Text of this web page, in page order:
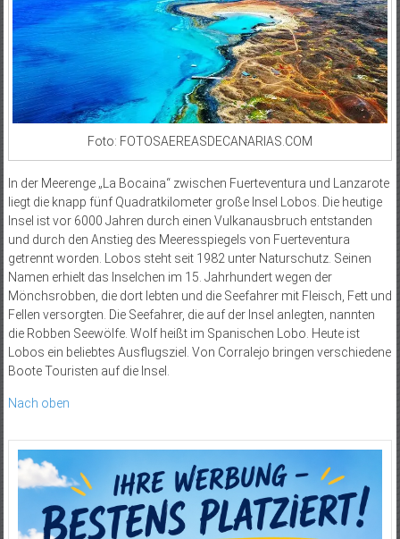
Foto: FOTOSAEREASDECANARIAS.COM
In der Meerenge „La Bocaina“ zwischen Fuerteventura und Lanzarote
liegt die knapp fünf Quadratkilometer große Insel Lobos. Die heutige
Insel ist vor 6000 Jahren durch einen Vulkanausbruch entstanden
und durch den Anstieg des Meeresspiegels von Fuerteventura
getrennt worden. Lobos steht seit 1982 unter Naturschutz. Seinen
Namen erhielt das Inselchen im 15. Jahrhundert wegen der
Mönchsrobben, die dort lebten und die Seefahrer mit Fleisch, Fett und
Fellen versorgten. Die Seefahrer, die auf der Insel anlegten, nannten
die Robben Seewölfe. Wolf heißt im Spanischen Lobo. Heute ist
Lobos ein beliebtes Ausflugsziel. Von Corralejo bringen verschiedene
Boote Touristen auf die Insel.
Nach oben